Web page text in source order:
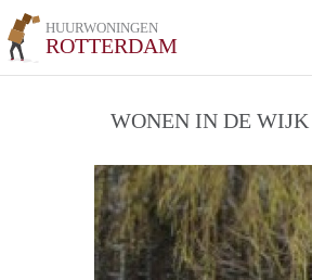
HUURWONINGEN
ROTTERDAM
WONEN IN DE